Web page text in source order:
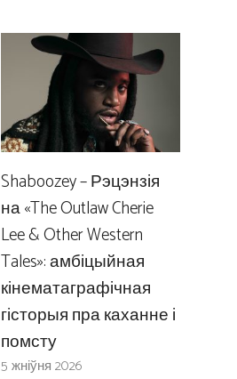
Shaboozey – Рэцэнзія
на «The Outlaw Cherie
Lee & Other Western
Tales»: амбіцыйная
кінематаграфічная
гісторыя пра каханне і
помсту
5 жніўня 2026